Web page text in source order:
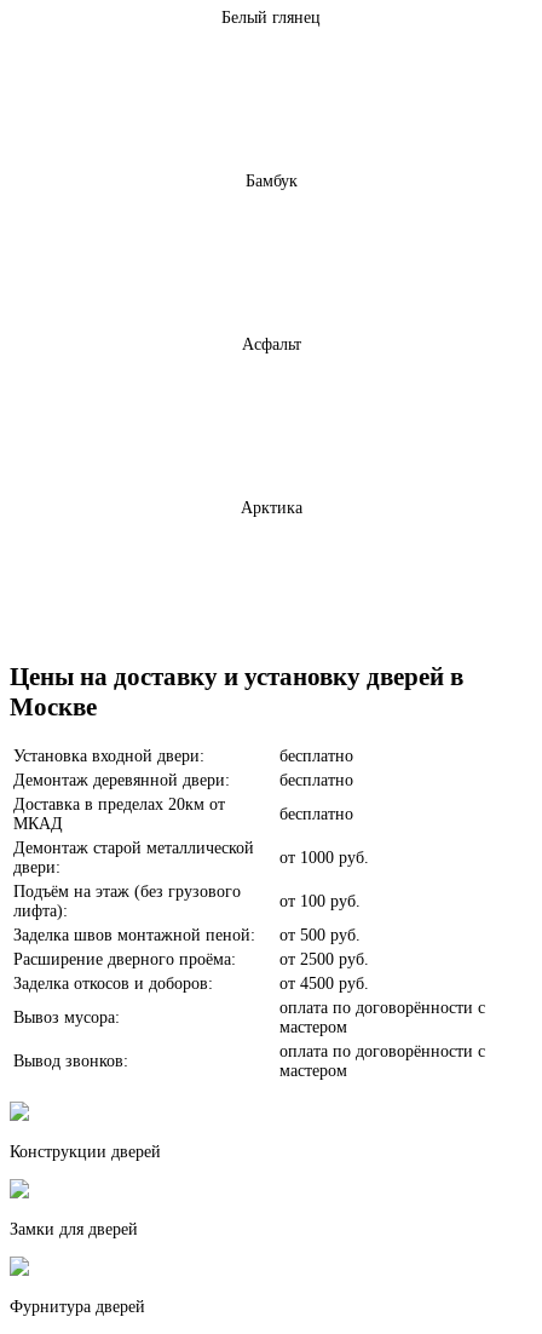
Арктика
Асфальт
Бамбук
Белое дерево
Белый глянец
Бетон темный
Цены на доставку и установку дверей в
Москве
Установка входной двери:
бесплатно
Демонтаж деревянной двери:
бесплатно
Доставка в пределах 20км от
МКАД
бесплатно
Демонтаж старой металлической
двери:
от 1000 руб.
Подъём на этаж (без грузового
лифта):
от 100 руб.
Заделка швов монтажной пеной:
от 500 руб.
Расширение дверного проёма:
от 2500 руб.
Заделка откосов и доборов:
от 4500 руб.
Вывоз мусора:
оплата по договорённости с
мастером
Вывод звонков:
оплата по договорённости с
мастером
Конструкции дверей
Замки для дверей
Фурнитура дверей